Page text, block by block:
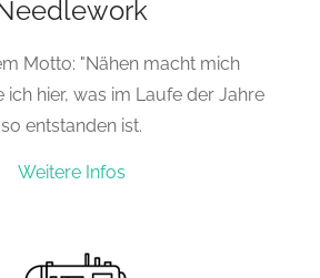
Motto: "Nähen macht mich
ich hier, was im Laufe der Jahre
so entstanden ist.
Weitere Infos